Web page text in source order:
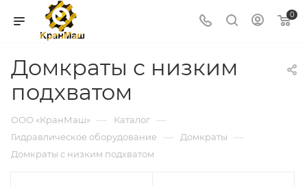
0
Домкраты с низким
подхватом
ООО «КранМаш» — Каталог —
Гидравлическое оборудование — Домкраты —
Домкраты с низким подхватом